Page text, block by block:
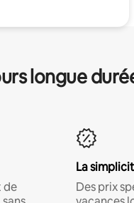
longue
de
La
Des prix